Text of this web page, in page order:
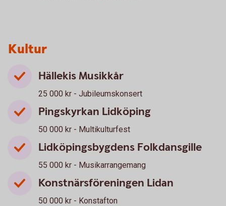
Kultur
Hällekis Musikkår
25 000 kr - Jubileumskonsert
Pingskyrkan Lidköping
50 000 kr - Multikulturfest
Lidköpingsbygdens Folkdansgille
55 000 kr - Musikarrangemang
Konstnärsföreningen Lidan
50 000 kr - Konstafton